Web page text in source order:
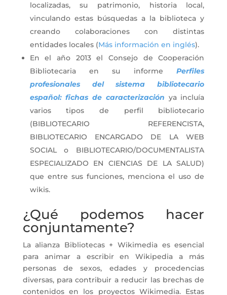
localizadas, su patrimonio, historia local,
vinculando estas búsquedas a la biblioteca y
creando colaboraciones con distintas
entidades locales (Más información en inglés).
En el año 2013 el Consejo de Cooperación
Bibliotecaria en su informePerfiles
profesionales del sistema bibliotecario
español: fichas de caracterización ya incluía
varios tipos de perfil bibliotecario
(BIBLIOTECARIO REFERENCISTA,
BIBLIOTECARIO ENCARGADO DE LA WEB
SOCIAL o BIBLIOTECARIO/DOCUMENTALISTA
ESPECIALIZADO EN CIENCIAS DE LA SALUD)
que entre sus funciones, menciona el uso de
wikis.
¿Qué podemos hacer
conjuntamente?
La alianza Bibliotecas + Wikimedia es esencial
para animar a escribir en Wikipedia a más
personas de sexos, edades y procedencias
diversas, para contribuir a reducir las brechas de
contenidos en los proyectos Wikimedia. Estas